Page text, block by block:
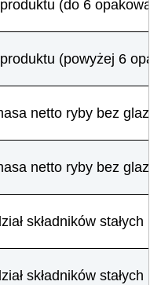
(do 6
(powyżej 6
netto ryby bez
netto ryby bez
składników stałych
składników stałych